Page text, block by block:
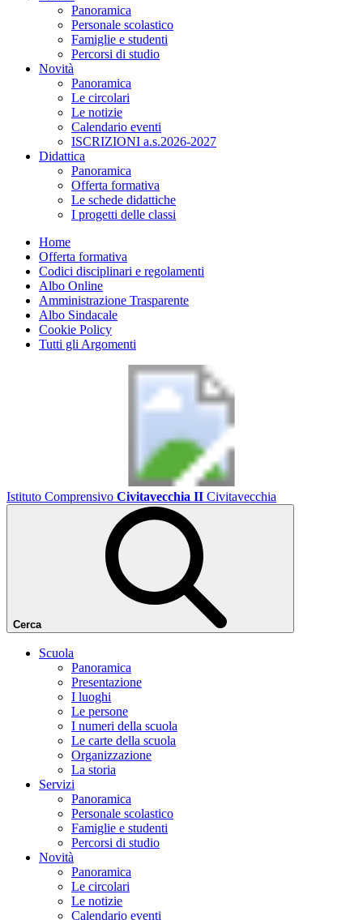
Panoramica
Personale scolastico
Famiglie e studenti
Percorsi di studio
Novità
Panoramica
Le circolari
Le notizie
Calendario eventi
ISCRIZIONI a.s.2026-2027
Didattica
Panoramica
Offerta formativa
Le schede didattiche
I progetti delle classi
Home
Offerta formativa
Codici disciplinari e regolamenti
Albo Online
Amministrazione Trasparente
Albo Sindacale
Cookie Policy
Tutti gli Argomenti
Istituto Comprensivo Civitavecchia II Civitavecchia
Cerca
Scuola
Panoramica
Presentazione
I luoghi
Le persone
I numeri della scuola
Le carte della scuola
Organizzazione
La storia
Servizi
Panoramica
Personale scolastico
Famiglie e studenti
Percorsi di studio
Novità
Panoramica
Le circolari
Le notizie
Calendario eventi